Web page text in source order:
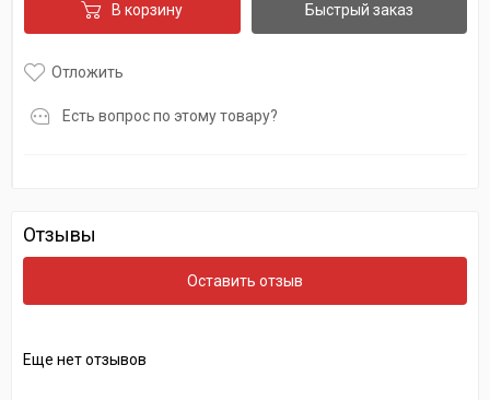
В корзину Быстрый заказ
Отложить
Есть вопрос по этому товару?
Отзывы
Оставить отзыв
Еще нет отзывов